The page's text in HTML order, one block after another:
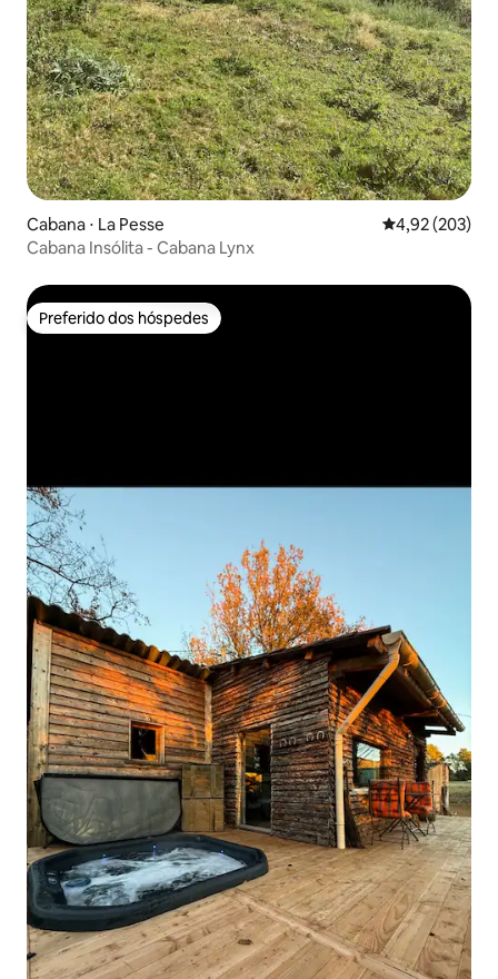
Cabana ⋅ La Pesse 4,92 de uma
4,92 (203)
Cabana Insólita - Cabana Lynx
Preferido dos hóspedes
Preferido dos hóspedes